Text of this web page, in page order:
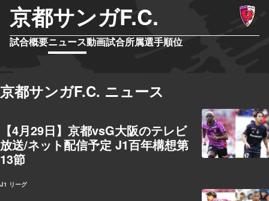
京都サンガF.C.
試合概要ニュース動画試合所属選手順位
京都サンガF.C. ニュース
【4月29日】京都vsG大阪のテレビ
放送/ネット配信予定 J1百年構想第
13節
J1 リーグ